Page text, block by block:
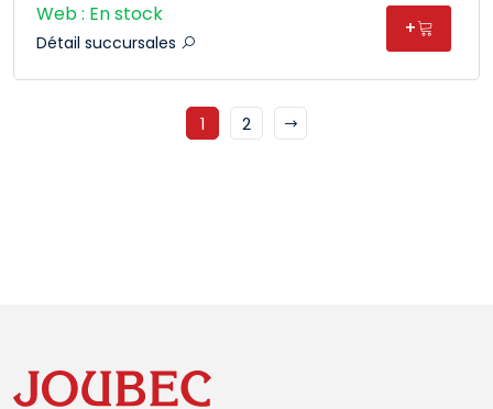
Web : En stock
Détail succursales
+
1 2